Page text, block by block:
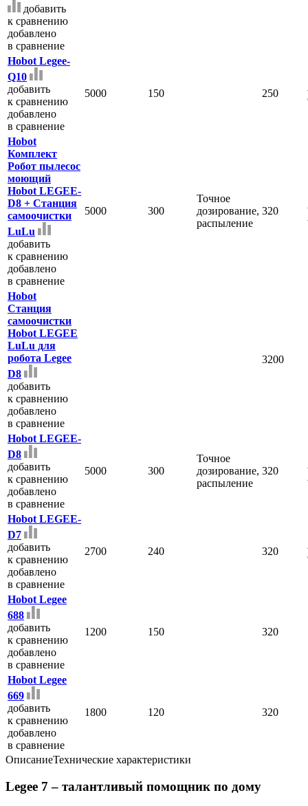
добавить
к сравнению
добавлено
в сравнение
Hobot Legee-
Q10
добавить
к сравнению
добавлено
в сравнение
5000 150 250
Hobot
Комплект
Робот пылесос
моющий
Hobot LEGEE-
D8 + Станция
самоочистки
LuLu
добавить
к сравнению
добавлено
в сравнение
5000 300
Точное
дозирование,
распыление
320
Hobot
Станция
самоочистки
Hobot LEGEE
LuLu для
робота Legee
D8
добавить
к сравнению
добавлено
в сравнение
3200
Hobot LEGEE-
D8
добавить
к сравнению
добавлено
в сравнение
5000 300
Точное
дозирование,
распыление
320
Hobot LEGEE-
D7
добавить
к сравнению
добавлено
в сравнение
2700 240 320
Hobot Legee
688
добавить
к сравнению
добавлено
в сравнение
1200 150 320
Hobot Legee
669
добавить
к сравнению
добавлено
в сравнение
1800 120 320
ОписаниеТехнические характеристики
Legee 7 – талантливый помощник по дому